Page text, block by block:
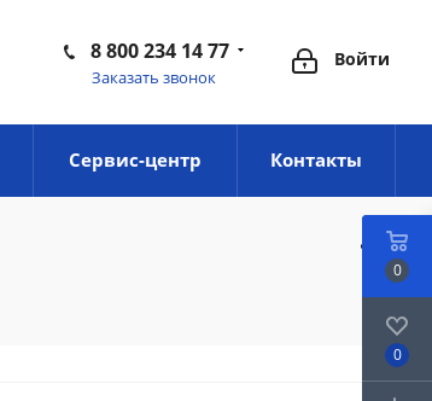
Войти
8 800 234 14 77
Заказать звонок
Сервис-центр Контакты
0
0